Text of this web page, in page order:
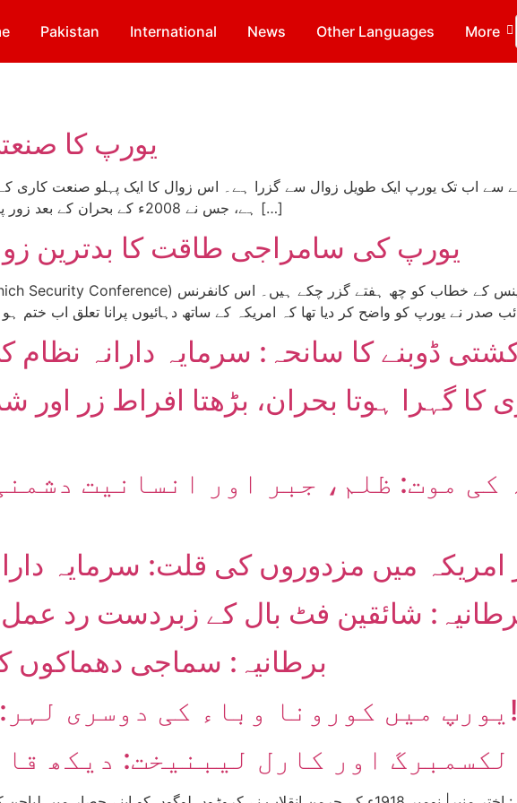
Pakistan International News Other Languages More
یورپ کا
سے اب تک یورپ ایک طویل زوال سے گزرا ہے۔ اس زوال کا ایک پہلو صنعت کاری
ہے، جس نے 2008ء کے بحران کے بعد زور پکڑنا شروع کیا اور کرونا وبا نے اس کی رفتار کو تیز […]
یورپ کی سامراجی طاقت کا بدترین
ڈوبنے کا سانحہ: سرمایہ دارانہ
کا گہرا ہوتا بحران، بڑھتا افراط زر اور
کی موت: ظلم، جبر اور انسانیت
امریکہ میں مزدوروں کی قلت: سرمایہ
شائقین فٹ بال کے زبردست رد
برطانیہ: سماجی
یورپ میں کورونا وباء کی دوسری لہر: سرمایہ دار مجرم ہیں!